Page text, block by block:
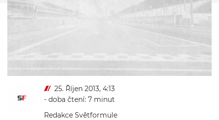
25. Říjen 2013, 4:13
- doba čtení: 7 minut
Redakce Světformule